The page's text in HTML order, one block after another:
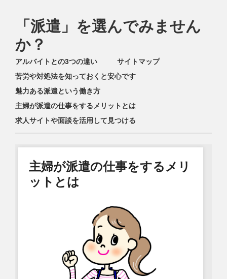
「派遣」を選んでみません
か？
Main menu
Skip
to
content
アルバイトとの3つの違い
サイトマップ
苦労や対処法を知っておくと安心です
魅力ある派遣という働き方
主婦が派遣の仕事をするメリットとは
求人サイトや面談を活用して見つける
主婦が派遣の仕事をするメリ
ットとは